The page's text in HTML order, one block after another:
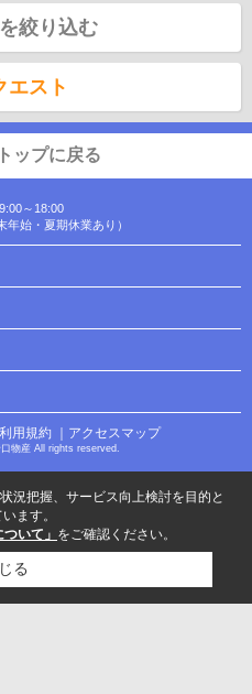
絞り込む
エスト
ップに戻る
～18:00
年始・夏期休業あり）
利用規約 ｜アクセスマップ
物産 All rights reserved.
況把握、サービス向上検討を目的と
ます。
いて」 をご確認ください。
る